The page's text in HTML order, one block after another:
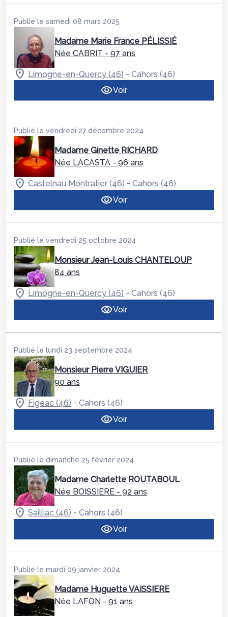
Publié le samedi 08 mars 2025
Madame Marie France PÉLISSIÉ
Née CABRIT - 97 ans
Limogne-en-Quercy (46) -Cahors (46)
Voir
Publié le vendredi 27 décembre 2024
Madame Ginette RICHARD
Née LACASTA - 96 ans
Castelnau Montratier (46) -Cahors (46)
Voir
Publié le vendredi 25 octobre 2024
Monsieur Jean-Louis CHANTELOUP
84 ans
Limogne-en-Quercy (46) -Cahors (46)
Voir
Publié le lundi 23 septembre 2024
Monsieur Pierre VIGUIER
90 ans
Figeac (46) -Cahors (46)
Voir
Publié le dimanche 25 février 2024
Madame Charlette ROUTABOUL
Née BOISSIERE - 92 ans
Sailliac (46) -Cahors (46)
Voir
Publié le mardi 09 janvier 2024
Madame Huguette VAISSIERE
Née LAFON - 91 ans